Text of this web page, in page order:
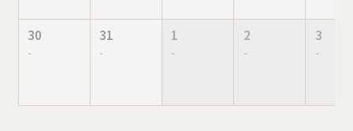
30
-
31
-
1
-
2
-
3
-